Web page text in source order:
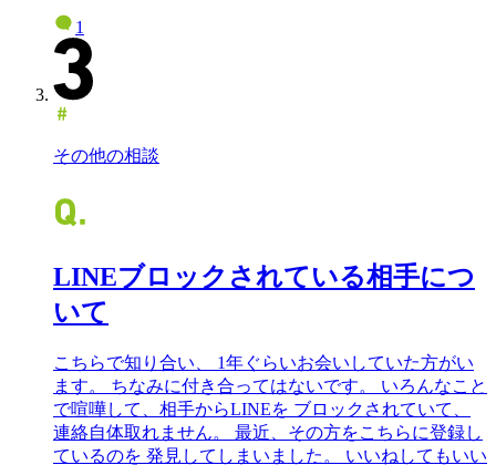
1
その他の相談
LINEブロックされている相手につ
いて
こちらで知り合い、 1年ぐらいお会いしていた方がい
ます。 ちなみに付き合ってはないです。 いろんなこと
で喧嘩して、相手からLINEを ブロックされていて、
連絡自体取れません。 最近、その方をこちらに登録し
ているのを 発見してしまいました。 いいねしてもいい